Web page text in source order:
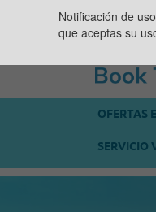
OFERTAS
SERVICIO
Notificación de
que aceptas su